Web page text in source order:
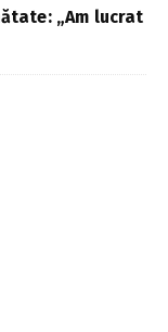
„Am lucrat